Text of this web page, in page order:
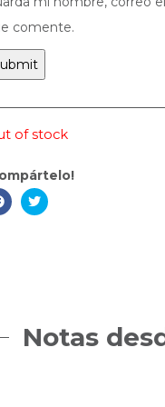
comente.
of stock
Notas